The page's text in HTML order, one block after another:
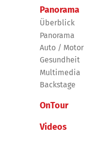
Panorama
Überblick
Panorama
Auto / Motor
Gesundheit
Multimedia
Backstage
OnTour
Videos